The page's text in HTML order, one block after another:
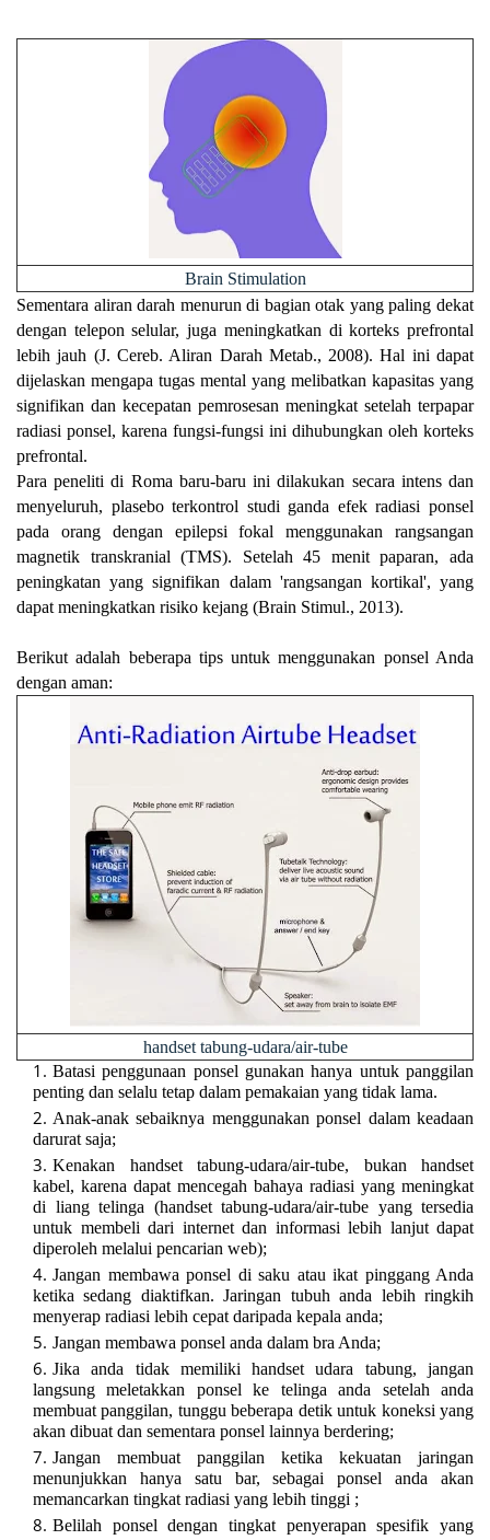
Brain Stimulation
Sementara aliran darah menurun di bagian otak yang paling dekat
dengan telepon selular, juga meningkatkan di korteks prefrontal
lebih jauh (J. Cereb. Aliran Darah Metab., 2008). Hal ini dapat
dijelaskan mengapa tugas mental yang melibatkan kapasitas yang
signifikan dan kecepatan pemrosesan meningkat setelah terpapar
radiasi ponsel, karena fungsi-fungsi ini dihubungkan oleh korteks
prefrontal.
Para peneliti di Roma baru-baru ini dilakukan secara intens dan
menyeluruh, plasebo terkontrol studi ganda efek radiasi ponsel
pada orang dengan epilepsi fokal menggunakan rangsangan
magnetik transkranial (TMS). Setelah 45 menit paparan, ada
peningkatan yang signifikan dalam 'rangsangan kortikal', yang
dapat meningkatkan risiko kejang (Brain Stimul., 2013).
Berikut adalah beberapa tips untuk menggunakan ponsel Anda
dengan aman:
handset tabung-udara/air-tube
Batasi penggunaan ponsel gunakan hanya untuk panggilan
penting dan selalu tetap dalam pemakaian yang tidak lama.
Anak-anak sebaiknya menggunakan ponsel dalam keadaan
darurat saja;
Kenakan handset tabung-udara/air-tube, bukan handset
kabel, karena dapat mencegah bahaya radiasi yang meningkat
di liang telinga (handset tabung-udara/air-tube yang tersedia
untuk membeli dari internet dan informasi lebih lanjut dapat
diperoleh melalui pencarian web);
Jangan membawa ponsel di saku atau ikat pinggang Anda
ketika sedang diaktifkan. Jaringan tubuh anda lebih ringkih
menyerap radiasi lebih cepat daripada kepala anda;
Jangan membawa ponsel anda dalam bra Anda;
Jika anda tidak memiliki handset udara tabung, jangan
langsung meletakkan ponsel ke telinga anda setelah anda
membuat panggilan, tunggu beberapa detik untuk koneksi yang
akan dibuat dan sementara ponsel lainnya berdering;
Jangan membuat panggilan ketika kekuatan jaringan
menunjukkan hanya satu bar, sebagai ponsel anda akan
memancarkan tingkat radiasi yang lebih tinggi ;
Belilah ponsel dengan tingkat penyerapan spesifik yang